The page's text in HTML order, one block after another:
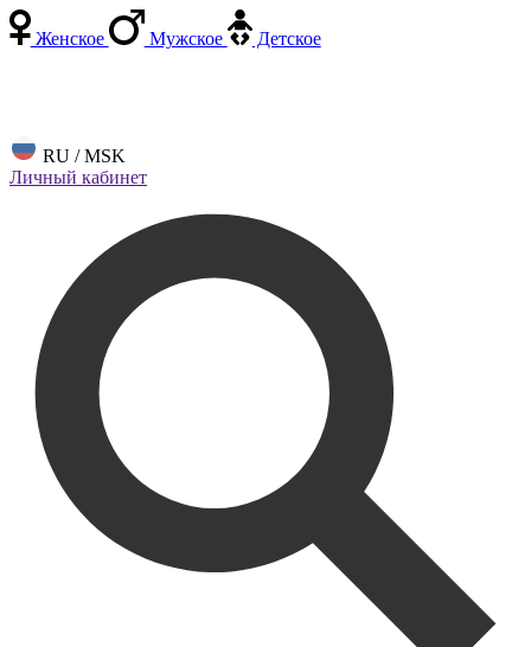
Женское Мужское Детское
RU / MSK
Личный кабинет